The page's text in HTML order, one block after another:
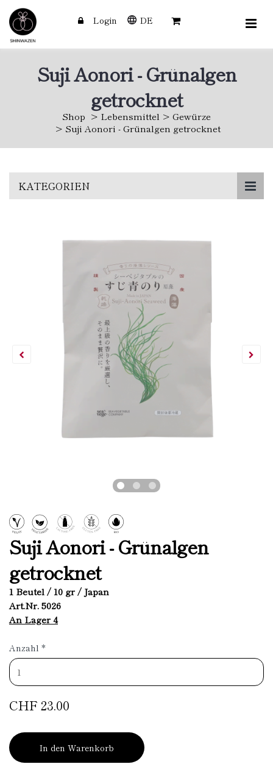
Login DE
Suji Aonori - Grünalgen
getrocknet
Shop Lebensmittel
Gewürze
Suji Aonori - Grünalgen getrocknet
KATEGORIEN
Suji Aonori - Grünalgen
getrocknet
1 Beutel / 10 gr / Japan
Art.Nr. 5026
An Lager 4
Anzahl *
CHF 23.00
In den Warenkorb